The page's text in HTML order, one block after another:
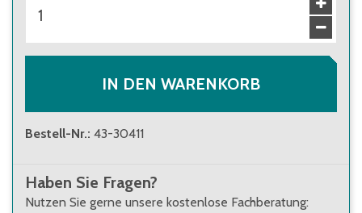
ab 176 Stück
21,50 €
IN DEN WARENKORB
Bestell-Nr.: 43-30411
Haben Sie Fragen?
Nutzen Sie gerne unsere kostenlose Fachberatung: